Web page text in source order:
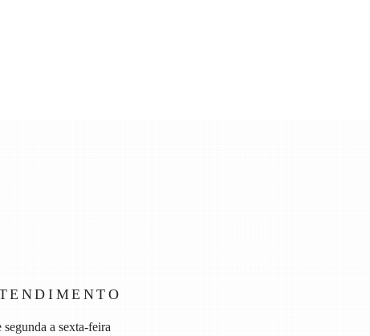
segunda a sexta-feira